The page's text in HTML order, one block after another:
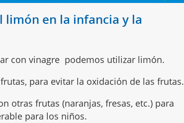
limón en la infancia y la
con vinagre podemos utilizar limón.
para evitar la oxidación de las frutas.
otras frutas (naranjas, fresas, etc.) para
para los niños.